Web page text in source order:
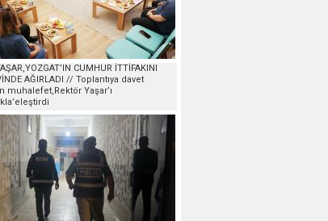
CUMHUR İTTİFAKINI
AĞIRLADI // Toplantıya davet
muhalefet,Rektör Yaşar’ı